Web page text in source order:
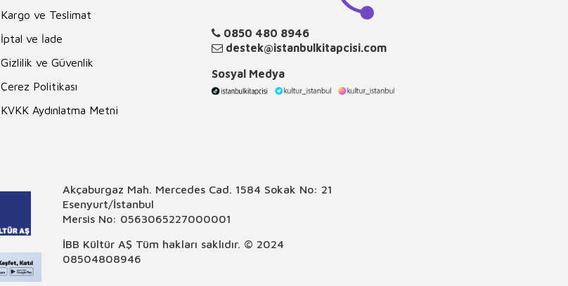
Kargo ve Teslimat
İptal ve İade
Gizlilik ve Güvenlik
Çerez Politikası
KVKK Aydınlatma Metni
0850 480 8946
destek@istanbulkitapcisi.com
Sosyal Medya
Akçaburgaz Mah. Mercedes Cad. 1584 Sokak No: 21
Esenyurt/İstanbul
Mersis No: 0563065227000001
İBB Kültür AŞ Tüm hakları saklıdır. © 2024
08504808946